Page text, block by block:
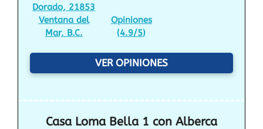
Dorado, 21853
Ventana del
Mar, B.C.
Opiniones
(4.9/5)
VER OPINIONES
Casa Loma Bella 1 con Alberca